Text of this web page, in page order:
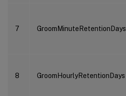
7 GroomMinuteRetentionDays
8 GroomHourlyRetentionDays